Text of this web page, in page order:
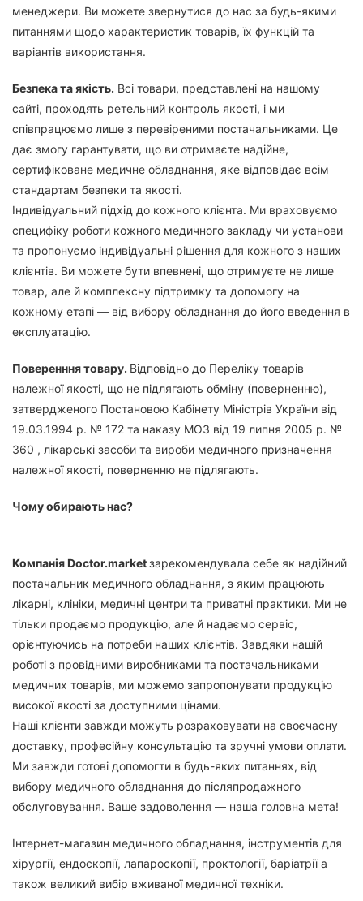
менеджери. Ви можете звернутися до нас за будь-якими
питаннями щодо характеристик товарів, їх функцій та
варіантів використання.
Безпека та якість. Всі товари, представлені на нашому
сайті, проходять ретельний контроль якості, і ми
співпрацюємо лише з перевіреними постачальниками. Це
дає змогу гарантувати, що ви отримаєте надійне,
сертифіковане медичне обладнання, яке відповідає всім
стандартам безпеки та якості.
Індивідуальний підхід до кожного клієнта. Ми враховуємо
специфіку роботи кожного медичного закладу чи установи
та пропонуємо індивідуальні рішення для кожного з наших
клієнтів. Ви можете бути впевнені, що отримуєте не лише
товар, але й комплексну підтримку та допомогу на
кожному етапі — від вибору обладнання до його введення в
експлуатацію.
Поверенння товару. Відповідно до Переліку товарів
належної якості, що не підлягають обміну (поверненню),
затвердженого Постановою Кабінету Міністрів України від
19.03.1994 р. № 172 та наказу МОЗ від 19 липня 2005 р. №
360 , лікарські засоби та вироби медичного призначення
належної якості, поверненню не підлягають.
Чому обирають нас?
Компанія Doctor.marketзарекомендувала себе як надійний
постачальник медичного обладнання, з яким працюють
лікарні, клініки, медичні центри та приватні практики. Ми не
тільки продаємо продукцію, але й надаємо сервіс,
орієнтуючись на потреби наших клієнтів. Завдяки нашій
роботі з провідними виробниками та постачальниками
медичних товарів, ми можемо запропонувати продукцію
високої якості за доступними цінами.
Наші клієнти завжди можуть розраховувати на своєчасну
доставку, професійну консультацію та зручні умови оплати.
Ми завжди готові допомогти в будь-яких питаннях, від
вибору медичного обладнання до післяпродажного
обслуговування. Ваше задоволення — наша головна мета!
Інтернет-магазин медичного обладнання, інструментів для
хірургії, ендоскопії, лапароскопії, проктології, баріатрії а
також великий вибір вживаної медичної техніки.